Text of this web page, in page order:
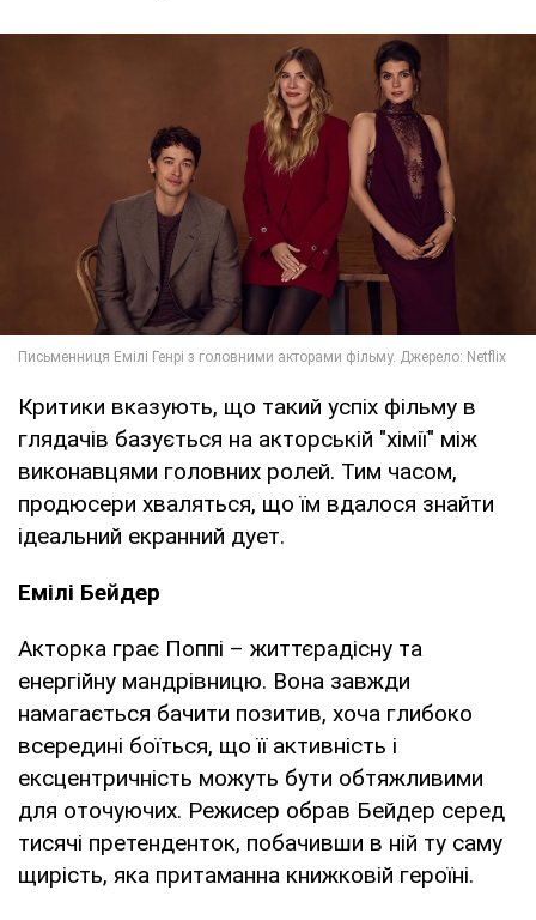
Критики вказують, що такий успіх фільму в
глядачів базується на акторській "хімії" між
виконавцями головних ролей. Тим часом,
продюсери хваляться, що їм вдалося знайти
ідеальний екранний дует.
Емілі Бейдер
Акторка грає Поппі – життєрадісну та
енергійну мандрівницю. Вона завжди
намагається бачити позитив, хоча глибоко
всередині боїться, що її активність і
ексцентричність можуть бути обтяжливими
для оточуючих. Режисер обрав Бейдер серед
тисячі претенденток, побачивши в ній ту саму
щирість, яка притаманна книжковій героїні.